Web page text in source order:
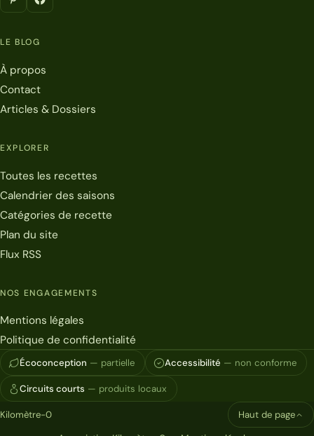
LE BLOG
À propos
Contact
Articles & Dossiers
EXPLORER
Toutes les recettes
Calendrier des saisons
Catégories de recette
Plan du site
Flux RSS
NOS ENGAGEMENTS
Mentions légales
Politique de confidentialité
Écoconception — partielle Accessibilité — non conforme
Circuits courts — produits locaux
Kilomètre-0 Haut de page